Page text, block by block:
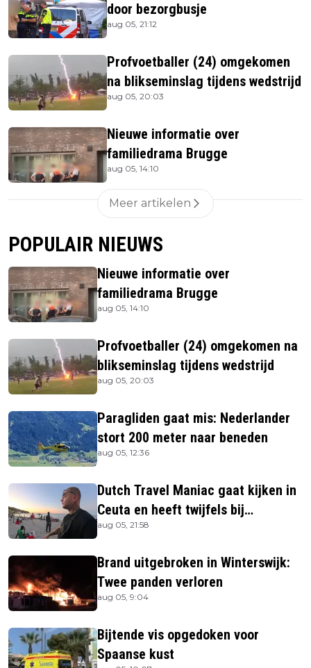
door bezorgbusje
aug 05, 21:12
Profvoetballer (24) omgekomen
na blikseminslag tijdens wedstrijd
aug 05, 20:03
Nieuwe informatie over
familiedrama Brugge
aug 05, 14:10
Meer artikelen
POPULAIR NIEUWS
Nieuwe informatie over
familiedrama Brugge
aug 05, 14:10
Profvoetballer (24) omgekomen na
blikseminslag tijdens wedstrijd
aug 05, 20:03
Paragliden gaat mis: Nederlander
stort 200 meter naar beneden
aug 05, 12:36
Dutch Travel Maniac gaat kijken in
Ceuta en heeft twijfels bij
berichtgeving media
aug 05, 21:58
Brand uitgebroken in Winterswijk:
Twee panden verloren
aug 05, 9:04
Bijtende vis opgedoken voor
Spaanse kust